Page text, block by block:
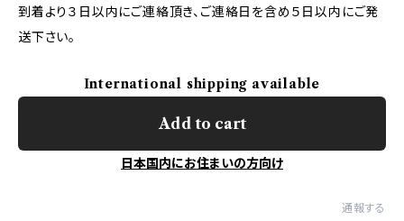
到着より３日以内にご連絡頂き、ご連絡日を含め５日以内にご発
送下さい。
International shipping available
Add to cart
日本国内にお住まいの方向け
通報する